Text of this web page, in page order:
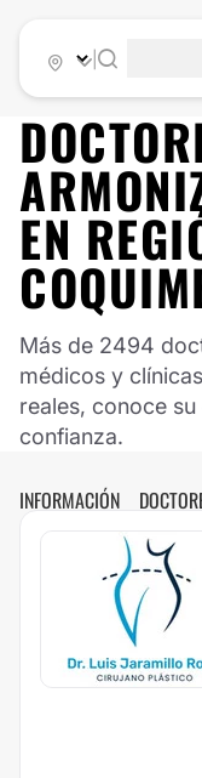
EN
Más de 2494
médicos y
reales, conoce
confianza.
INFORMACIÓN